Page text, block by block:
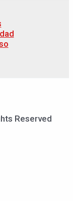
Reserved